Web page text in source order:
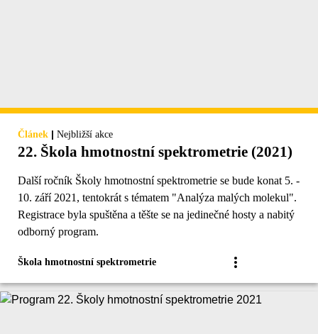
Článek | Nejbližší akce
22. Škola hmotnostní spektrometrie (2021)
Další ročník Školy hmotnostní spektrometrie se bude konat 5. -
10. září 2021, tentokrát s tématem "Analýza malých molekul".
Registrace byla spuštěna a těšte se na jedinečné hosty a nabitý
odborný program.
Škola hmotnostní spektrometrie